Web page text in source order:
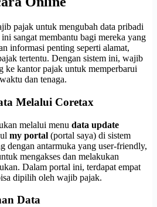
pajak untuk mengubah data pribadi
sangat membantu bagi mereka yang
informasi penting seperti alamat,
tertentu. Dengan sistem ini, wajib
ke kantor pajak untuk memperbarui
dan tenaga.
Melalui Coretax
melalui menu data update
my portal (portal saya) di sistem
dengan antarmuka yang user-friendly,
mengakses dan melakukan
Dalam portal ini, terdapat empat
dipilih oleh wajib pajak.
Data